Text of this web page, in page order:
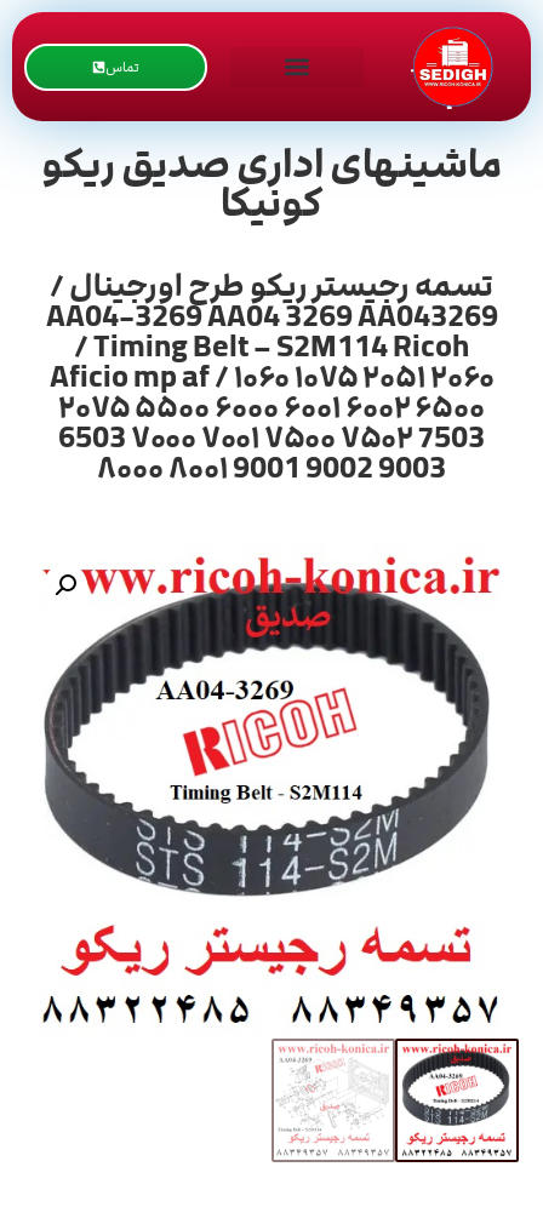
تماس
ماشینهای اداری صدیق ریکو
کونیکا
تسمه رجیستر ریکو طرح اورجینال /
AA04-3269 AA04 3269 AA043269
/ Timing Belt – S2M114 Ricoh
Aficio mp af / ۱۰۶۰ ۱۰۷۵ ۲۰۵۱ ۲۰۶۰
۲۰۷۵ ۵۵۰۰ ۶۰۰۰ ۶۰۰۱ ۶۰۰۲ ۶۵۰۰
6503 ۷۰۰۰ ۷۰۰۱ ۷۵۰۰ ۷۵۰۲ 7503
۸۰۰۰ ۸۰۰۱ 9001 9002 9003